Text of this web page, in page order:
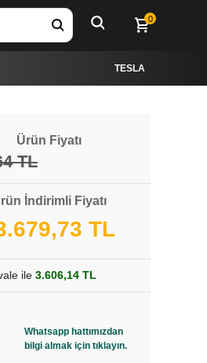
0
TESLA
Ürün Fiyatı
TL
İndirimli Fiyatı
TL
ile 3.606,14 TL
Whatsapp hattımızdan
bilgi almak için tıklayın.